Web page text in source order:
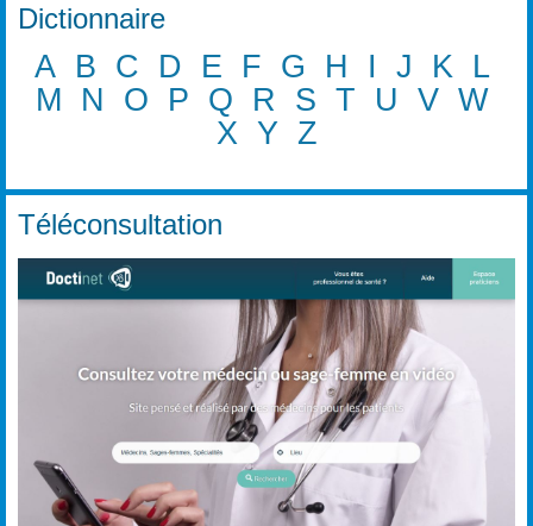
Dictionnaire
A B C D E F G H I J K
L
M
N O P Q R S T U V W
X Y Z
Téléconsultation